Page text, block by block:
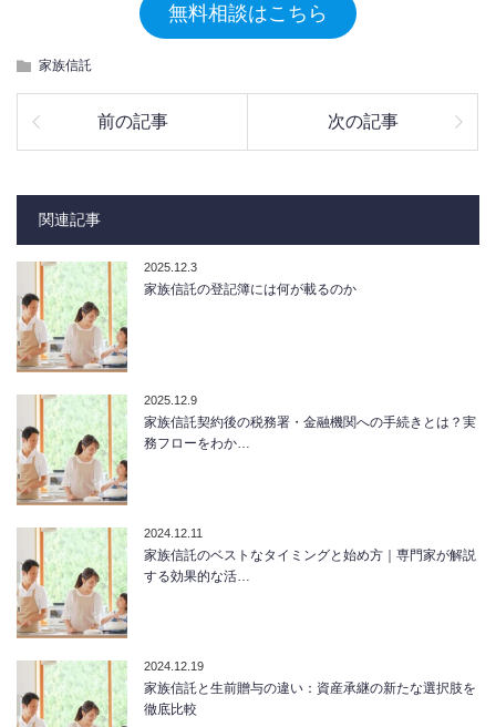
無料相談はこちら
家族信託
前の記事 次の記事
関連記事
2025.12.3
家族信託の登記簿には何が載るのか
2025.12.9
家族信託契約後の税務署・金融機関への手続きとは？実
務フローをわか…
2024.12.11
家族信託のベストなタイミングと始め方｜専門家が解説
する効果的な活…
2024.12.19
家族信託と生前贈与の違い：資産承継の新たな選択肢を
徹底比較